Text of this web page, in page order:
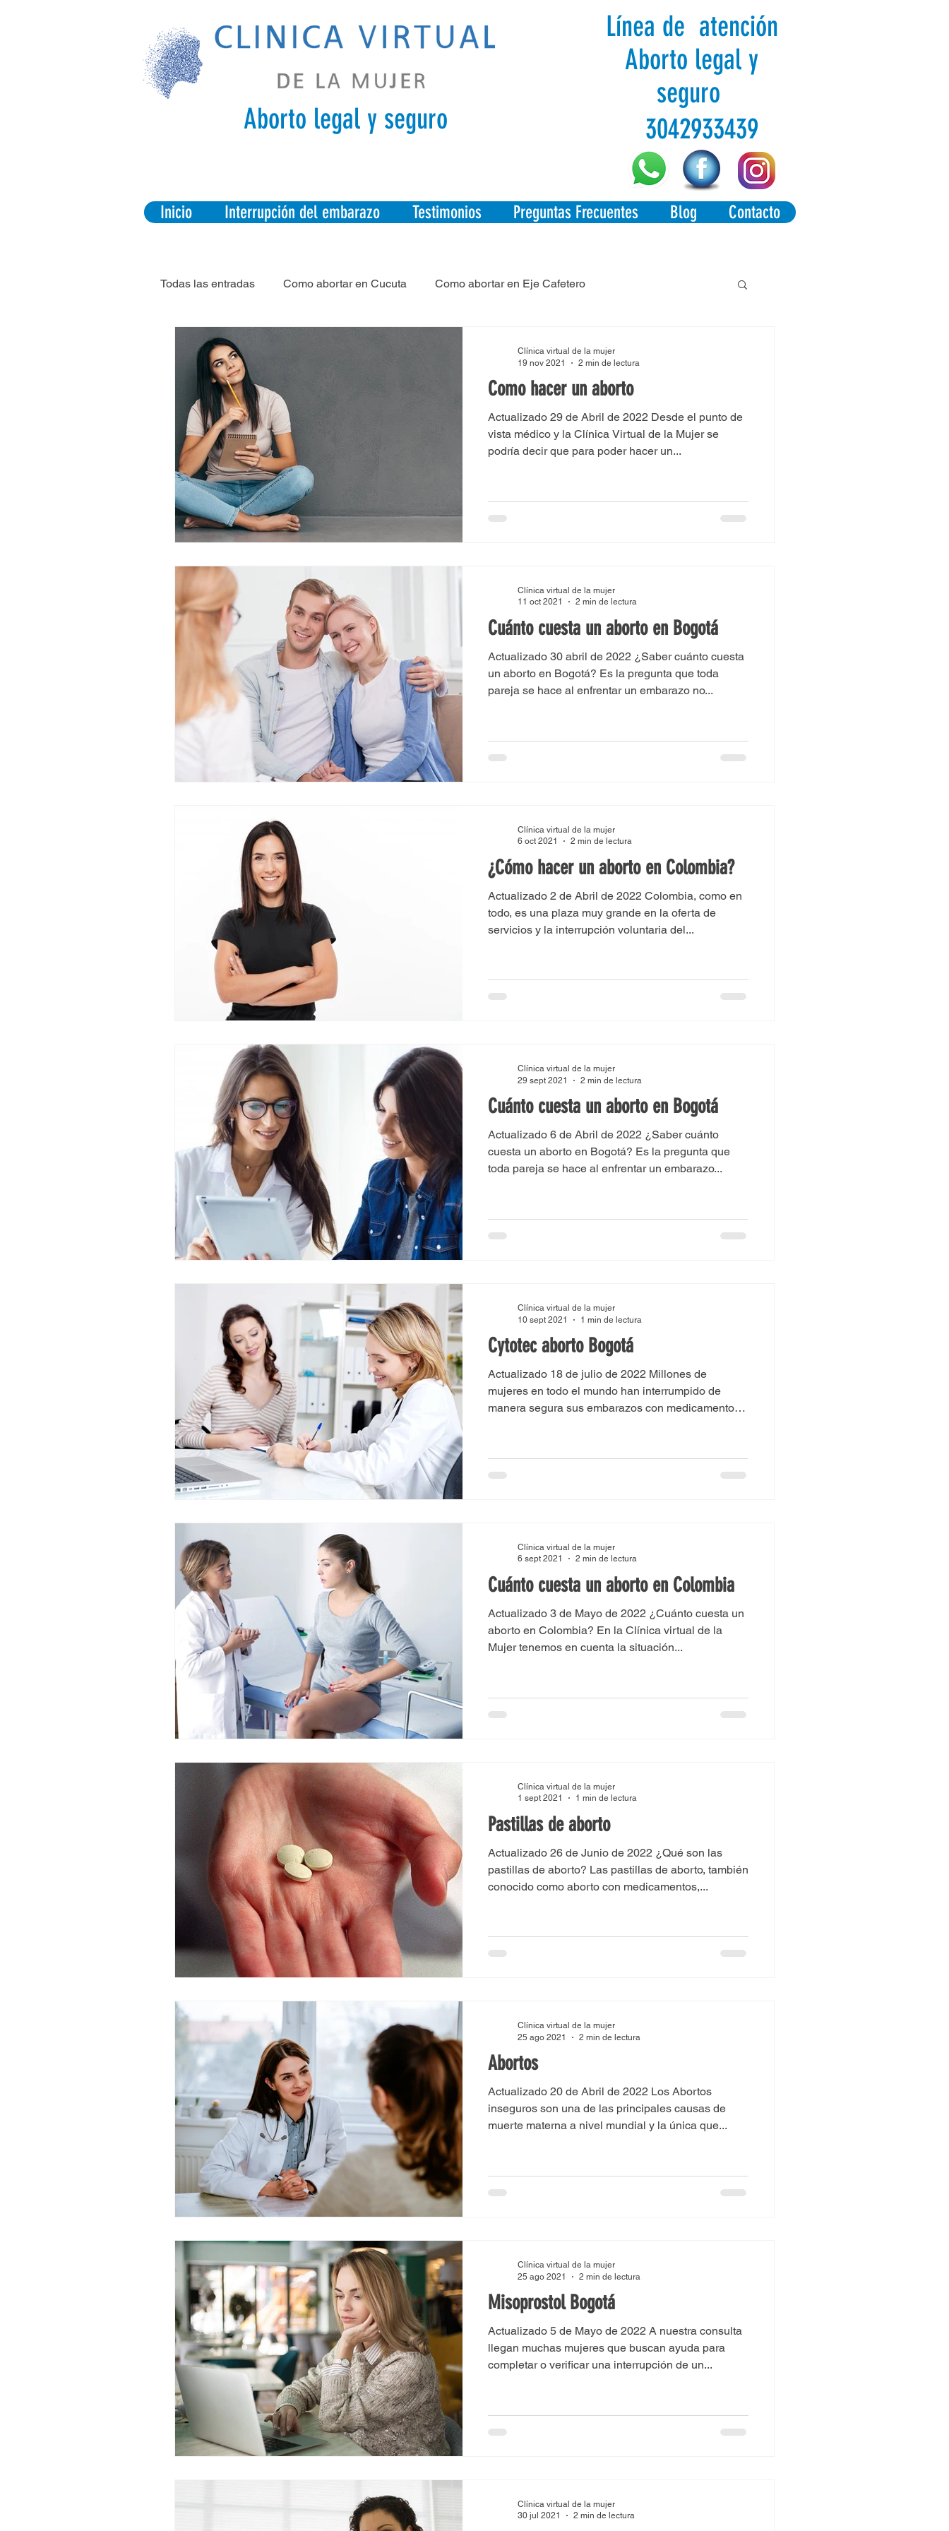
Aborto legal y seguro
Línea de atención
Aborto legal y
seguro
3042933439
Inicio Interrupción del embarazo Testimonios Preguntas Frecuentes Blog Contacto
Todas las entradas Como abortar en Cucuta Como abortar en Eje Cafetero
Como abortar en Cartagena
Como abortar en la guajira Como abortar en Barranquilla
Como Abortar en Colombia Como abortar en Bucaramanga Mifepristona
Como abortar en Pereira Como abortar en cali
Como abortar en Manizalez Medicamentos para abortar
Como hacer un aborto
Actualizado 29 de Abril de 2022 Desde el punto de
vista médico y la Clínica Virtual de la Mujer se
podría decir que para poder hacer un...
Clínica virtual de la mujer
19 nov 2021
2 min de lectura
Cuánto cuesta un aborto en Bogotá
Actualizado 30 abril de 2022 ¿Saber cuánto cuesta
un aborto en Bogotá? Es la pregunta que toda
pareja se hace al enfrentar un embarazo no...
Clínica virtual de la mujer
11 oct 2021
2 min de lectura
¿Cómo hacer un aborto en Colombia?
Actualizado 2 de Abril de 2022 Colombia, como en
todo, es una plaza muy grande en la oferta de
servicios y la interrupción voluntaria del...
Clínica virtual de la mujer
6 oct 2021
2 min de lectura
Cuánto cuesta un aborto en Bogotá
Actualizado 6 de Abril de 2022 ¿Saber cuánto
cuesta un aborto en Bogotá? Es la pregunta que
toda pareja se hace al enfrentar un embarazo...
Clínica virtual de la mujer
29 sept 2021
2 min de lectura
Cytotec aborto Bogotá
Actualizado 18 de julio de 2022 Millones de
mujeres en todo el mundo han interrumpido de
manera segura sus embarazos con medicamentos,
Clínica virtual de la mujer
10 sept 2021
1 min de lectura
Cuánto cuesta un aborto en Colombia
Actualizado 3 de Mayo de 2022 ¿Cuánto cuesta un
aborto en Colombia? En la Clínica virtual de la
Mujer tenemos en cuenta la situación...
Clínica virtual de la mujer
6 sept 2021
2 min de lectura
Pastillas de aborto
Actualizado 26 de Junio de 2022 ¿Qué son las
pastillas de aborto? Las pastillas de aborto, también
conocido como aborto con medicamentos,...
Clínica virtual de la mujer
1 sept 2021
1 min de lectura
Abortos
Actualizado 20 de Abril de 2022 Los Abortos
inseguros son una de las principales causas de
muerte materna a nivel mundial y la única que...
Clínica virtual de la mujer
25 ago 2021
2 min de lectura
Misoprostol Bogotá
Actualizado 5 de Mayo de 2022 A nuestra consulta
llegan muchas mujeres que buscan ayuda para
completar o verificar una interrupción de un...
Clínica virtual de la mujer
25 ago 2021
2 min de lectura
Clínica virtual de la mujer
30 jul 2021
2 min de lectura